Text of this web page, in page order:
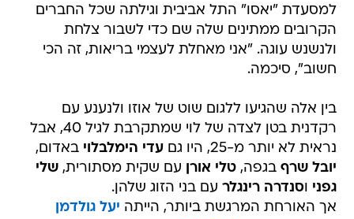
למסעדת "יאסו" התל אביבית וגילתה שכל החברים
הקרובים ממתינים שלה שם כדי לשבור צלחת
ולנשנש עוגה. "אני מאחלת לעצמי בריאות, זה הכי
חשוב", סיכמה.
בין אלה שהגיעו ללגום שוט של אוזו ולנענע עם
רקדנית בטן לצדה של לוי שמתקרבת לגיל 40, אבל
נראית לא יותר מ-25, היו גם
עדי הימלבלוי באדום,
יובל שרף בגפה,טלי אורן עם שקית מסתורית,שלי
גפני וסנדרה רינגלר עם בני הזוג שלהן.
אך האורחת המרגשת ביותר, הייתה יעל גולדמן